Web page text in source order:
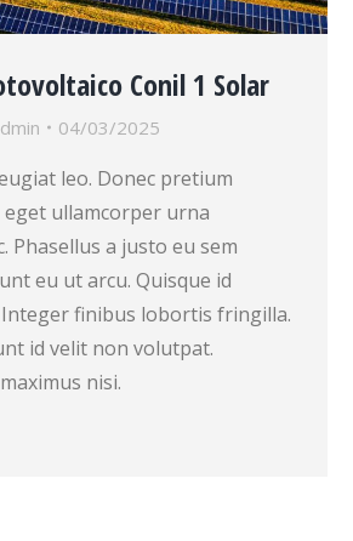
Conil 1 Solar
04/03/2025
leo. Donec pretium
ullamcorper urna
Phasellus a justo eu sem
eu ut arcu. Quisque id
Integer finibus lobortis fringilla.
id velit non volutpat.
nisi.